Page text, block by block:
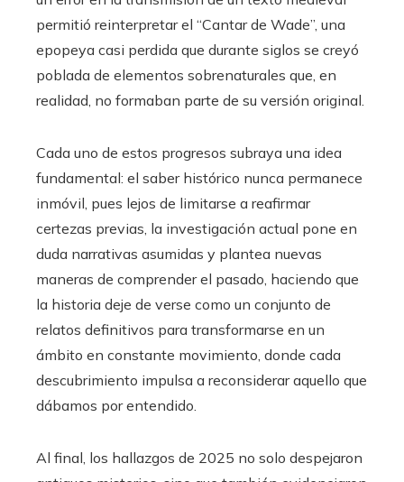
permitió reinterpretar el “Cantar de Wade”, una
epopeya casi perdida que durante siglos se creyó
poblada de elementos sobrenaturales que, en
realidad, no formaban parte de su versión original.
Cada uno de estos progresos subraya una idea
fundamental: el saber histórico nunca permanece
inmóvil, pues lejos de limitarse a reafirmar
certezas previas, la investigación actual pone en
duda narrativas asumidas y plantea nuevas
maneras de comprender el pasado, haciendo que
la historia deje de verse como un conjunto de
relatos definitivos para transformarse en un
ámbito en constante movimiento, donde cada
descubrimiento impulsa a reconsiderar aquello que
dábamos por entendido.
Al final, los hallazgos de 2025 no solo despejaron